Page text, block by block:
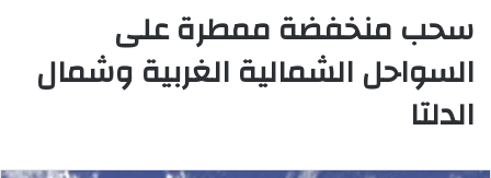
سحب منخفضة ممطرة على
السواحل الشمالية الغربية وشمال
الدلتا